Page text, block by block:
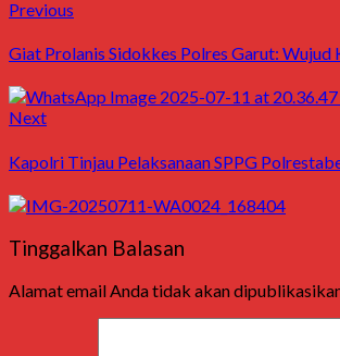
Post
navigation
Previous
Giat Prolanis Sidokkes Polres Garut:
NextNext
Kapolri Tinjau Pelaksanaan SPPG
Tinggalkan Balasan
Alamat email Anda tidak akan